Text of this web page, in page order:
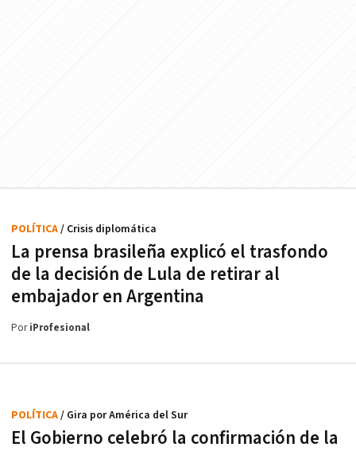
La prensa brasileña explicó el trasfondo
de la decisión de Lula de retirar al
embajador en Argentina
POLÍTICA/ Crisis diplomática
PoriProfesional
El Gobierno celebró la confirmación de la
POLÍTICA/ Gira por América del Sur